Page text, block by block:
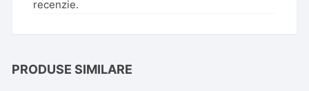
recenzie.
PRODUSE SIMILARE